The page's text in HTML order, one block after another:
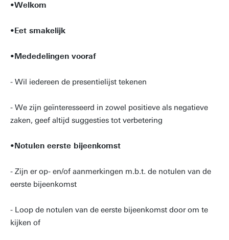
•Welkom
•Eet smakelijk
•Mededelingen vooraf
- Wil iedereen de presentielijst tekenen
- We zijn geïnteresseerd in zowel positieve als negatieve
zaken, geef altijd suggesties tot verbetering
•Notulen eerste bijeenkomst
- Zijn er op- en/of aanmerkingen m.b.t. de notulen van de
eerste bijeenkomst
- Loop de notulen van de eerste bijeenkomst door om te
kijken of